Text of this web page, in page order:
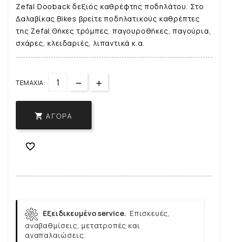
Zefal Dooback δεξιός καθρέφτης ποδηλάτου. Στο
Δαλαβίκας Bikes βρείτε ποδηλατικούς καθρέπτες
της Zefal.Θήκες τρόμπες, παγουροθήκες, παγούρια,
σχάρες, κλειδαριές, λιπαντικά κ.α.
ΤΕΜΆΧΙΑ:
 ΑΓΟΡΆ

Εξειδικευμένο service. Επισκευές,
αναβαθμίσεις, μετατροπές και
αναπαλαιώσεις.